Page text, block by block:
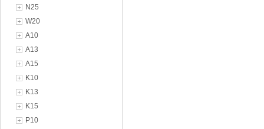
N25
W20
A10
A13
A15
K10
K13
K15
P10